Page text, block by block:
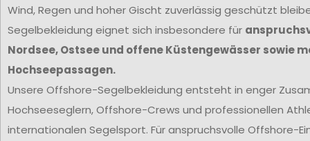
Wind, Regen und hoher Gischt zuverlässig geschützt
Segelbekleidung eignet sich insbesondere für
Nordsee, Ostsee und offene Küstengewässer sowie
Hochseepassagen.
Unsere Offshore-Segelbekleidung entsteht in enger
Hochseeseglern, Offshore-Crews und professionellen
internationalen Segelsport. Für anspruchsvolle Offshore-